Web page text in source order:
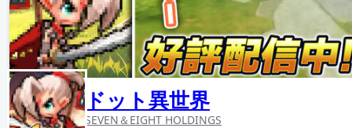
ドット異世界
SEVEN＆EIGHT HOLDINGS